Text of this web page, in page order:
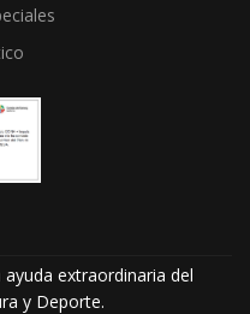
extraordinaria del
y Deporte.